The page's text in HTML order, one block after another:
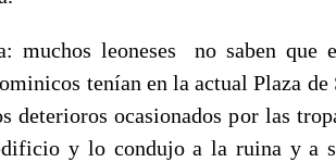
muchos leoneses no saben que
tenían en la actual Plaza de
ocasionados por las
y lo condujo a la ruina y a